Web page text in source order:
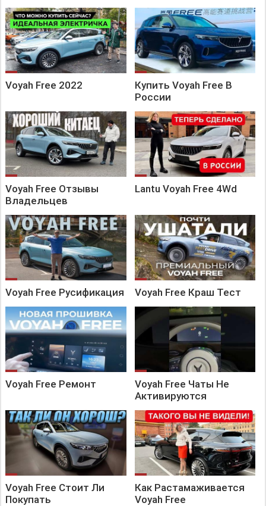
Voyah Free 2022
Купить Voyah Free В
России
Voyah Free Отзывы
Владельцев
Lantu Voyah Free 4Wd
Voyah Free Русификация Voyah Free Краш Тест
Voyah Free Ремонт
Voyah Free Чаты Не
Активируются
Voyah Free Стоит Ли
Покупать
Как Растамаживается
Voyah Free